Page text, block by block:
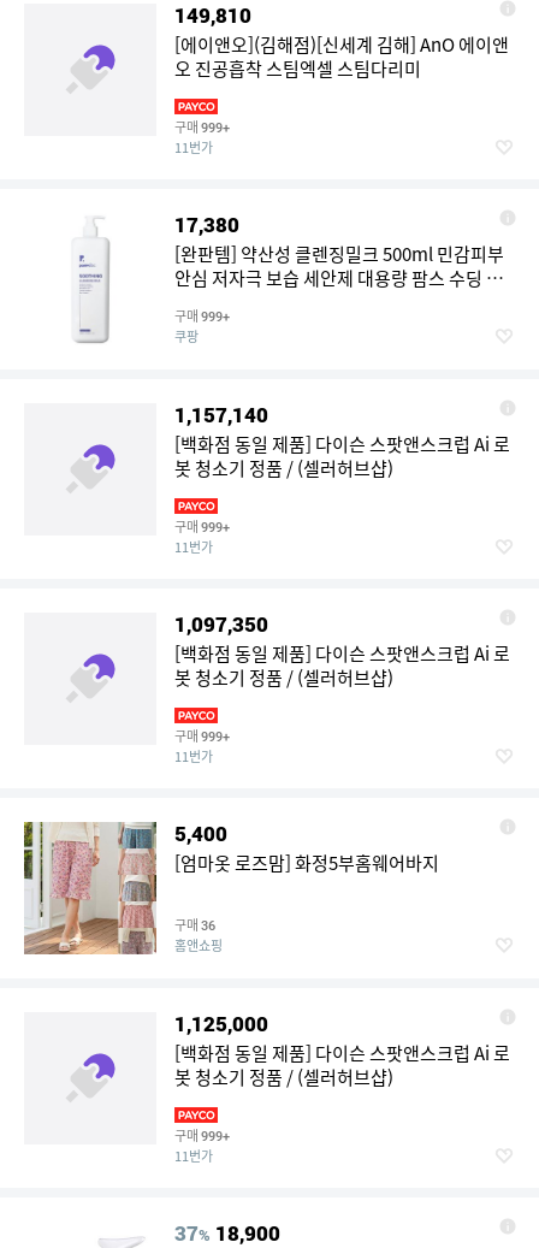
149,810
[에이앤오](김해점)[신세계 김해] AnO 에이앤
오 진공흡착 스팀엑셀 스팀다리미
구매 999+
11번가
17,380
[완판템] 약산성 클렌징밀크 500ml 민감피부
안심 저자극 보습 세안제 대용량 팜스 수딩 에
구매 999+
쿠팡
1,157,140
[백화점 동일 제품] 다이슨 스팟앤스크럽 Ai 로
봇 청소기 정품 / (셀러허브샵)
구매 999+
11번가
1,097,350
[백화점 동일 제품] 다이슨 스팟앤스크럽 Ai 로
봇 청소기 정품 / (셀러허브샵)
구매 999+
11번가
5,400
[엄마옷 로즈맘] 화정5부홈웨어바지
구매 36
홈앤쇼핑
1,125,000
[백화점 동일 제품] 다이슨 스팟앤스크럽 Ai 로
봇 청소기 정품 / (셀러허브샵)
구매 999+
11번가
37% 18,900